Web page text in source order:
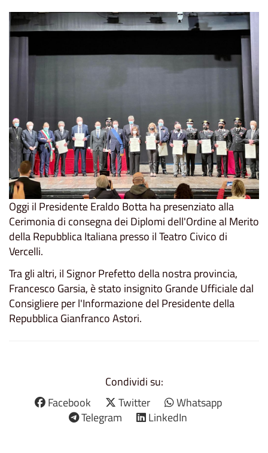
Oggi il Presidente Eraldo Botta ha presenziato alla
Cerimonia di consegna dei Diplomi dell'Ordine al Merito
della Repubblica Italiana presso il Teatro Civico di
Vercelli.
Tra gli altri, il Signor Prefetto della nostra provincia,
Francesco Garsia, è stato insignito Grande Ufficiale dal
Consigliere per l'Informazione del Presidente della
Repubblica Gianfranco Astori.
Condividi su:
Facebook
Twitter
Whatsapp
Telegram
LinkedIn